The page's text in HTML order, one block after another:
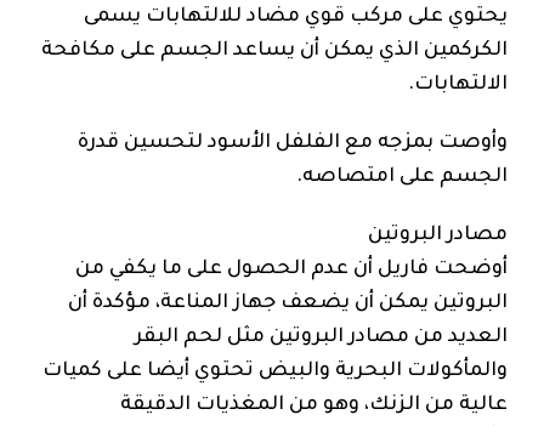
يحتوي على مركب قوي مضاد للالتهابات يسمى
الكركمين الذي يمكن أن يساعد الجسم على مكافحة
الالتهابات.
وأوصت بمزجه مع الفلفل الأسود لتحسين قدرة
الجسم على امتصاصه.
مصادر البروتين
أوضحت فاريل أن عدم الحصول على ما يكفي من
البروتين يمكن أن يضعف جهاز المناعة، مؤكدة أن
العديد من مصادر البروتين مثل لحم البقر
والمأكولات البحرية والبيض تحتوي أيضا على كميات
عالية من الزنك، وهو من المغذيات الدقيقة